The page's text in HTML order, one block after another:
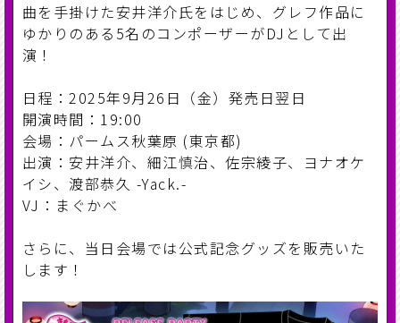
曲を手掛けた安井洋介氏をはじめ、グレフ作品に
ゆかりのある5名のコンポーザーがDJとして出
演！
日程：2025年9月26日（金）発売日翌日
開演時間：19:00
会場：パームス秋葉原 (東京都)
出演：安井洋介、細江慎治、佐宗綾子、ヨナオケ
イシ、渡部恭久 -Yack.-
VJ：まぐかべ
さらに、当日会場では公式記念グッズを販売いた
します！